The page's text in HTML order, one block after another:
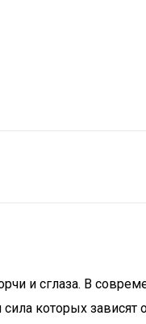
и сглaзa. В
которых